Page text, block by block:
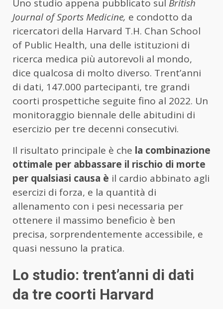
Uno studio appena pubblicato sul British
Journal of Sports Medicine, e condotto da
ricercatori della Harvard T.H. Chan School
of Public Health, una delle istituzioni di
ricerca medica più autorevoli al mondo,
dice qualcosa di molto diverso. Trent’anni
di dati, 147.000 partecipanti, tre grandi
coorti prospettiche seguite fino al 2022. Un
monitoraggio biennale delle abitudini di
esercizio per tre decenni consecutivi.
Il risultato principale è che la combinazione
ottimale per abbassare il rischio di morte
per qualsiasi causa è il cardio abbinato agli
esercizi di forza, e la quantità di
allenamento con i pesi necessaria per
ottenere il massimo beneficio è ben
precisa, sorprendentemente accessibile, e
quasi nessuno la pratica.
Lo studio: trent’anni di dati
da tre coorti Harvard